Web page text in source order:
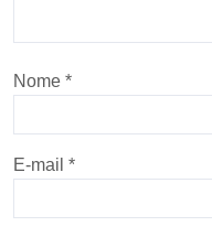
Nome *
E-mail *